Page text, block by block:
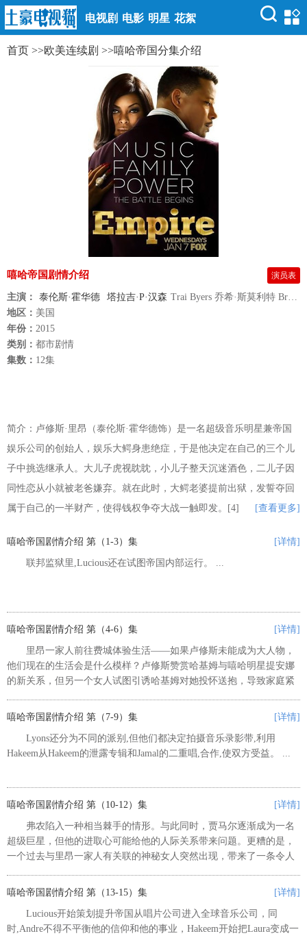
电视剧 电影 明星 花絮
首页 >>欧美连续剧 >>嘻哈帝国分集介绍
嘻哈帝国剧情介绍 演员表
主演： 泰伦斯·霍华德 塔拉吉·P·汉森 Trai Byers 乔希·斯莫利特 Bryshere Y. Gray
地区： 美国
年份： 2015
类别： 都市剧情
集数： 12集
简介：卢修斯·里昂（泰伦斯·霍华德饰）是一名超级音乐明星兼帝国
娱乐公司的创始人，娱乐大鳄身患绝症，于是他决定在自己的三个儿
子中挑选继承人。大儿子虎视眈眈，小儿子整天沉迷酒色，二儿子因
同性恋从小就被老爸嫌弃。就在此时，大鳄老婆提前出狱，发誓夺回
属于自己的一半财产，使得钱权争夺大战一触即发。[4]
[查看更多]
嘻哈帝国剧情介绍 第（1-3）集 [详情]
联邦监狱里,Lucious还在试图帝国内部运行。 ...
嘻哈帝国剧情介绍 第（4-6）集 [详情]
里昂一家人前往费城体验生活——如果卢修斯未能成为大人物，
他们现在的生活会是什么模样？卢修斯赞赏哈基姆与嘻哈明星提安娜
的新关系，但另一个女人试图引诱哈基姆对她投怀送抱，导致家庭紧
嘻哈帝国剧情介绍 第（7-9）集 [详情]
Lyons还分为不同的派别,但他们都决定拍摄音乐录影带,利用
Hakeem从Hakeem的泄露专辑和Jamal的二重唱,合作,使双方受益。 ...
嘻哈帝国剧情介绍 第（10-12）集 [详情]
弗农陷入一种相当棘手的情形。与此同时，贾马尔逐渐成为一名
超级巨星，但他的进取心可能给他的人际关系带来问题。更糟的是，
一个过去与里昂一家人有关联的神秘女人突然出现，带来了一条令人
拉斯，她已经...
嘻哈帝国剧情介绍 第（13-15）集 [详情]
Lucious开始策划提升帝国从唱片公司进入全球音乐公司，同
时,Andre不得不平衡他的信仰和他的事业，Hakeem开始把Laura变成一